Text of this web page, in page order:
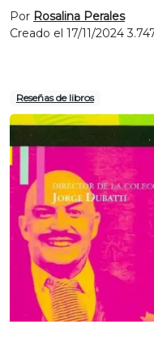
Por Rosalina Perales
Creado el 17/11/2024
Reseñas de libros